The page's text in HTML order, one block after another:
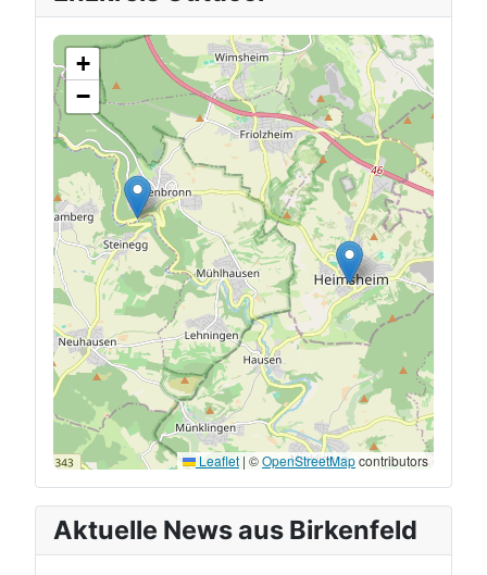
+
−
Leaflet | ©OpenStreetMapcontributors
Aktuelle News aus Birkenfeld